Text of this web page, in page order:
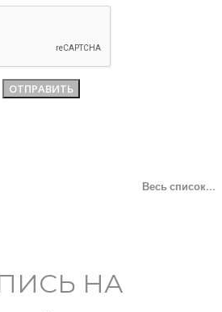
Весь список...
НА